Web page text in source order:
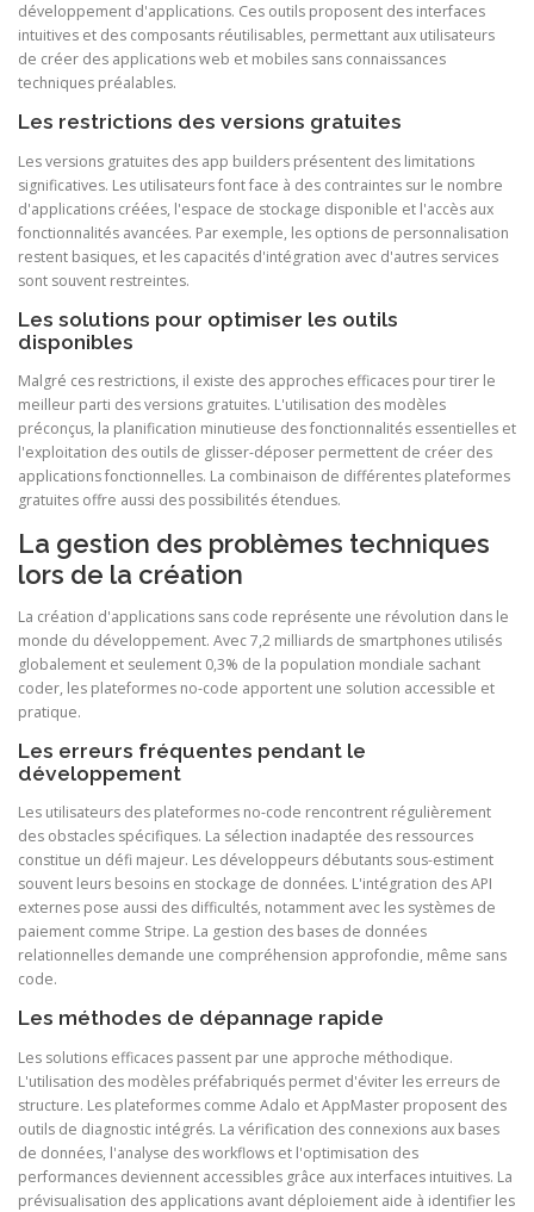
développement d'applications. Ces outils proposent des interfaces
intuitives et des composants réutilisables, permettant aux utilisateurs
de créer des applications web et mobiles sans connaissances
techniques préalables.
Les restrictions des versions gratuites
Les versions gratuites des app builders présentent des limitations
significatives. Les utilisateurs font face à des contraintes sur le nombre
d'applications créées, l'espace de stockage disponible et l'accès aux
fonctionnalités avancées. Par exemple, les options de personnalisation
restent basiques, et les capacités d'intégration avec d'autres services
sont souvent restreintes.
Les solutions pour optimiser les outils
disponibles
Malgré ces restrictions, il existe des approches efficaces pour tirer le
meilleur parti des versions gratuites. L'utilisation des modèles
préconçus, la planification minutieuse des fonctionnalités essentielles et
l'exploitation des outils de glisser-déposer permettent de créer des
applications fonctionnelles. La combinaison de différentes plateformes
gratuites offre aussi des possibilités étendues.
La gestion des problèmes techniques
lors de la création
La création d'applications sans code représente une révolution dans le
monde du développement. Avec 7,2 milliards de smartphones utilisés
globalement et seulement 0,3% de la population mondiale sachant
coder, les plateformes no-code apportent une solution accessible et
pratique.
Les erreurs fréquentes pendant le
développement
Les utilisateurs des plateformes no-code rencontrent régulièrement
des obstacles spécifiques. La sélection inadaptée des ressources
constitue un défi majeur. Les développeurs débutants sous-estiment
souvent leurs besoins en stockage de données. L'intégration des API
externes pose aussi des difficultés, notamment avec les systèmes de
paiement comme Stripe. La gestion des bases de données
relationnelles demande une compréhension approfondie, même sans
code.
Les méthodes de dépannage rapide
Les solutions efficaces passent par une approche méthodique.
L'utilisation des modèles préfabriqués permet d'éviter les erreurs de
structure. Les plateformes comme Adalo et AppMaster proposent des
outils de diagnostic intégrés. La vérification des connexions aux bases
de données, l'analyse des workflows et l'optimisation des
performances deviennent accessibles grâce aux interfaces intuitives. La
prévisualisation des applications avant déploiement aide à identifier les